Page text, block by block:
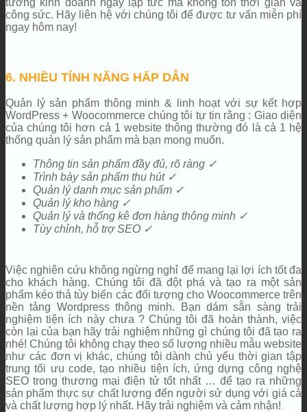
công sức. Hãy liên hệ với chúng tôi để được tư vấn miễn phí
ngay hôm nay!
6. NHIỀU TÍNH NĂNG HẤP DẪN
Quản lý sản phẩm thông minh & linh hoạt với sự kết hợp
WordPress + Woocommerce chúng tôi tự tin rằng : Giao diện
của chúng tôi hơn cả 1 website thông thường đó là cả 1 hệ
thống quản lý sản phẩm mà bạn mong muốn.
Thông tin sản phẩm đầy đủ, rõ ràng ✓
Trình bày sản phẩm thu hút ✓
Quản lý danh mục sản phẩm ✓
Quản lý kho hàng ✓
Quản lý và thống kê đơn hàng thông minh ✓
Tùy chỉnh, hỗ trợ SEO ✓
Việc nghiên cứu không ngừng nghỉ để mang lại lợi ích tốt đa
cho khách hàng. Chúng tôi đã đột phá và tạo ra một sản
phẩm kéo thả tùy biến các đối tượng cho Woocommerce trên
nền tảng Wordpress thông minh. Bạn dám sẵn sàng trải
nghiệm tiện ích này chưa ? Chúng tôi đã hoàn thành, việc
còn lại của bạn hãy trải nghiệm những gì chúng tôi đã tạo ra
nhé! Chúng tôi không chạy theo số lượng nhiều mẫu website
như các đơn vị khác, chúng tôi dành chủ yếu thời gian tập
trung tối ưu code, tạo nhiều tiện ích, ứng dựng công nghệ
SEO trong thương mại điện tử tốt nhất … để tạo ra những
sản phẩm thực sự chất lượng đến người sử dụng với giá cả
và chất lượng hợp lý nhất. Hãy trải nghiệm và cảm nhận!